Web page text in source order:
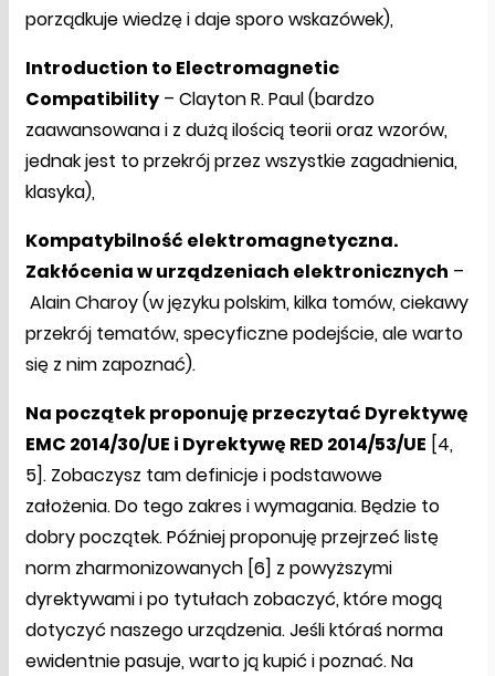
porządkuje wiedzę i daje sporo wskazówek),
Introduction to Electromagnetic
Compatibility– Clayton R. Paul (bardzo
zaawansowana i z dużą ilością teorii oraz wzorów,
jednak jest to przekrój przez wszystkie zagadnienia,
klasyka),
Kompatybilność elektromagnetyczna.
Zakłócenia w urządzeniach elektronicznych –
Alain Charoy (w języku polskim, kilka tomów, ciekawy
przekrój tematów, specyficzne podejście, ale warto
się z nim zapoznać).
Na początek proponuję przeczytać Dyrektywę
EMC 2014/30/UE i Dyrektywę RED 2014/53/UE [4,
5]. Zobaczysz tam definicje i podstawowe
założenia. Do tego zakres i wymagania. Będzie to
dobry początek. Później proponuję przejrzeć listę
norm zharmonizowanych [6] z powyższymi
dyrektywami i po tytułach zobaczyć, które mogą
dotyczyć naszego urządzenia. Jeśli któraś norma
ewidentnie pasuje, warto ją kupić i poznać. Na